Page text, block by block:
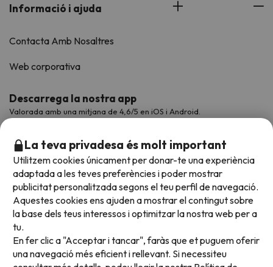
Informació i ajuda
Contacta Amb Nosaltres
Web corporativa
Descarrega la nostra app
Valorada amb una mitjana de 4,6/5 en iOS i Android.
Acceptem
La teva privadesa és molt important
Utilitzem cookies únicament per donar-te una experiència
adaptada a les teves preferències i poder mostrar
publicitat personalitzada segons el teu perfil de navegació.
Aquestes cookies ens ajuden a mostrar el contingut sobre
la base dels teus interessos i optimitzar la nostra web per a
tu.
En fer clic a "Acceptar i tancar", faràs que et puguem oferir
una navegació més eficient i rellevant. Si necessiteu